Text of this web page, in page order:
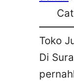
Toko
Di